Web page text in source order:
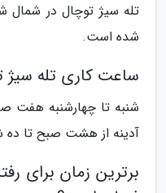
تله سیژ توچال در شمال
شده است.
ساعت کاری تله
شنبه تا چهارشنبه هفت
آدینه از هشت صبح تا
برترین زمان برای